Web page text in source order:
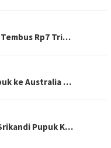
Rp7 Tri…
ke Australia …
Pupuk K…